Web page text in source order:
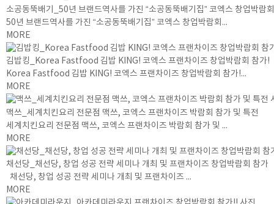
소공동뚝배기_50년 브랜드역사를 가진 “소공동뚝배기집” 코엑스 창업박람
50년 브랜드역사를 가진 “소공동뚝배기집” 코엑스 창업박람회...
MORE
김밥킹_Korea Fastfood 김밥 KING! 코엑스 프랜차이즈 창업박람회 참가!
Korea Fastfood 김밥 KING! 코엑스 프랜차이즈 창업박람회 참가!...
MORE
맥쓰_세계치킨요리 전문점 맥쓰, 코엑스 프랜차이즈 박람회 참가 및 특전
세계치킨요리 전문점 맥쓰, 코엑스 프랜차이즈 박람회 참가 및 ...
MORE
채선당_채선당, 창업 성공 전략 세미나 개최 및 프랜차이즈 창업박람회 참가
채선당, 창업 성공 전략 세미나 개최 및 프랜차이즈 ...
MORE